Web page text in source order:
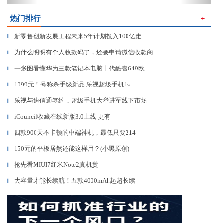
热门排行 ＋
▎ 新零售创新发展工程未来5年计划投入100亿走
▎ 为什么明明有个人收款码了，还要申请微信收款商
▎ 一张图看懂华为三款笔记本电脑十代酷睿649欧
▎ 1099元！号称杀手级新品 乐视超级手机1s
▎ 乐视与迪信通签约，超级手机大举进军线下市场
▎ iCouncil收藏在线新版3.0上线 更有
▎ 四款900天不卡顿的中端神机，最低只要214
▎ 150元的平板居然还能这样用？(小黑原创)
▎ 抢先看MIUI7红米Note2真机赏
▎ 大容量才能长续航！五款4000mAh起超长续